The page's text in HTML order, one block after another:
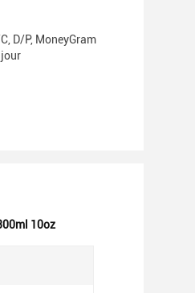
D/P, MoneyGram
10oz